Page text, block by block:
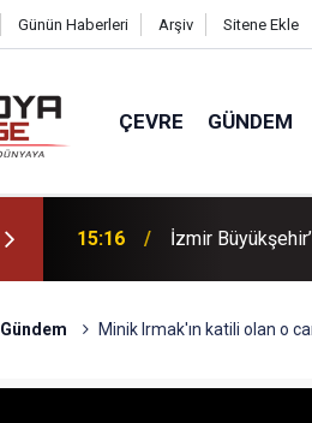
Günün Haberleri Arşiv Sitene Ekle
ÇEVRE GÜNDEM
15:16 İzmir
Gündem Minik Irmak'ın katili olan o